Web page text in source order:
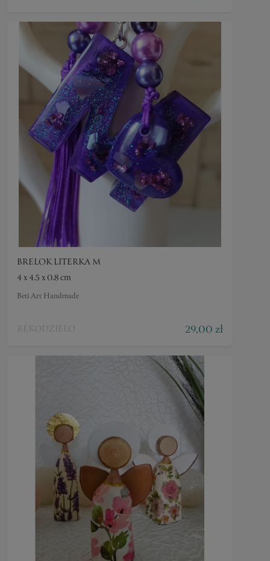
BRELOK LITERKA M
4 x 4.5 x 0.8 cm
Beti Art Handmade
RĘKODZIEŁO 29,00 zł